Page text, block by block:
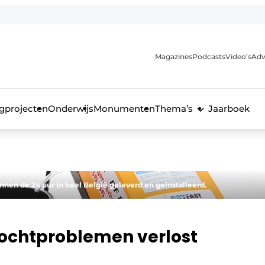
MagazinesPodcastsVideo’s
OnderwijsMonumentenThema’s Jaarboek
de 24 uur in heel België geleverd en geïnstalleerd.
verlost